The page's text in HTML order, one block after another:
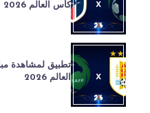
كأس العالم 2026
تطبيق لمشاهدة
العالم 2026